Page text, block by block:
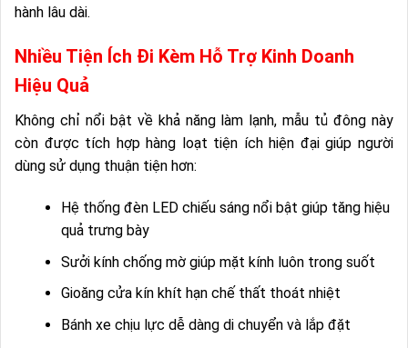
hành lâu dài.
Nhiều Tiện Ích Đi Kèm Hỗ Trợ Kinh Doanh
Hiệu Quả
Không chỉ nổi bật về khả năng làm lạnh, mẫu tủ đông này
còn được tích hợp hàng loạt tiện ích hiện đại giúp người
dùng sử dụng thuận tiện hơn:
Hệ thống đèn LED chiếu sáng nổi bật giúp tăng hiệu
quả trưng bày
Sưởi kính chống mờ giúp mặt kính luôn trong suốt
Gioăng cửa kín khít hạn chế thất thoát nhiệt
Bánh xe chịu lực dễ dàng di chuyển và lắp đặt